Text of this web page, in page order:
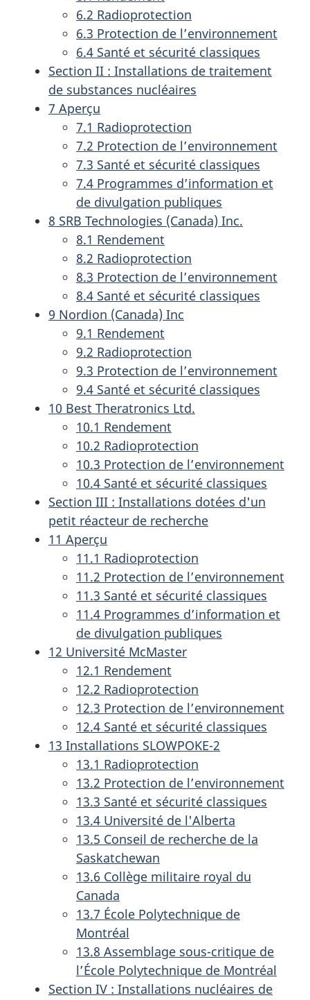
6.2 Radioprotection
6.3 Protection de l’environnement
6.4 Santé et sécurité classiques
Section II : Installations de traitement
de substances nucléaires
7 Aperçu
7.1 Radioprotection
7.2 Protection de l’environnement
7.3 Santé et sécurité classiques
7.4 Programmes d’information et
de divulgation publiques
8 SRB Technologies (Canada) Inc.
8.1 Rendement
8.2 Radioprotection
8.3 Protection de l’environnement
8.4 Santé et sécurité classiques
9 Nordion (Canada) Inc
9.1 Rendement
9.2 Radioprotection
9.3 Protection de l’environnement
9.4 Santé et sécurité classiques
10 Best Theratronics Ltd.
10.1 Rendement
10.2 Radioprotection
10.3 Protection de l’environnement
10.4 Santé et sécurité classiques
Section III : Installations dotées d'un
petit réacteur de recherche
11 Aperçu
11.1 Radioprotection
11.2 Protection de l’environnement
11.3 Santé et sécurité classiques
11.4 Programmes d’information et
de divulgation publiques
12 Université McMaster
12.1 Rendement
12.2 Radioprotection
12.3 Protection de l’environnement
12.4 Santé et sécurité classiques
13 Installations SLOWPOKE-2
13.1 Radioprotection
13.2 Protection de l’environnement
13.3 Santé et sécurité classiques
13.4 Université de l'Alberta
13.5 Conseil de recherche de la
Saskatchewan
13.6 Collège militaire royal du
Canada
13.7 École Polytechnique de
Montréal
13.8 Assemblage sous-critique de
l’École Polytechnique de Montréal
Section IV : Installations nucléaires de